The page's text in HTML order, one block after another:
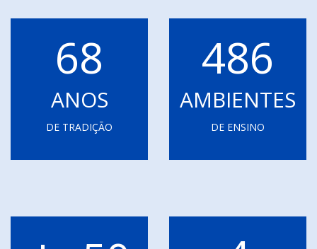
68
ANOS
DE TRADIÇÃO
486
AMBIENTES
DE ENSINO